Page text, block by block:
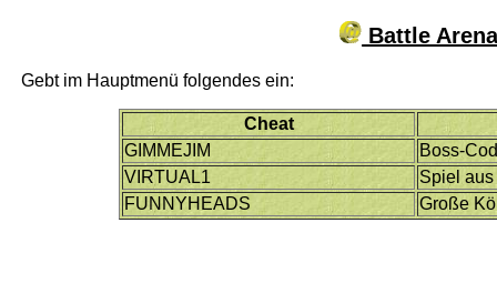
Battle
Gebt im Hauptmenü folgendes ein:
Cheat
GIMMEJIM
Boss-
VIRTUAL1
Spiel
FUNNYHEADS
Große